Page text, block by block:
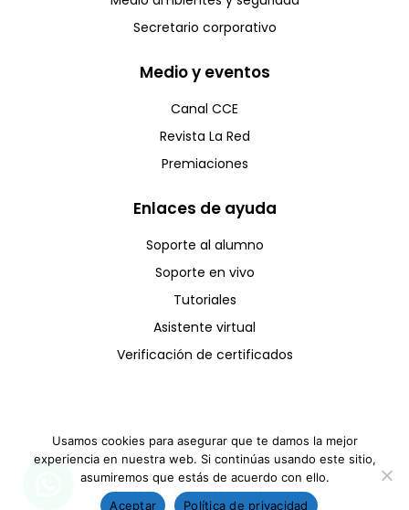
Secretario corporativo
Medio y eventos
Canal CCE
Revista La Red
Premiaciones
Enlaces de ayuda
Soporte al alumno
Soporte en vivo
Tutoriales
Asistente virtual
Verificación de certificados
Copyright © CCE 2025 - Todos los derechos reservados
Usamos cookies para asegurar que te damos la mejor
experiencia en nuestra web. Si continúas usando este sitio,
asumiremos que estás de acuerdo con ello.
Aceptar
Política de privacidad